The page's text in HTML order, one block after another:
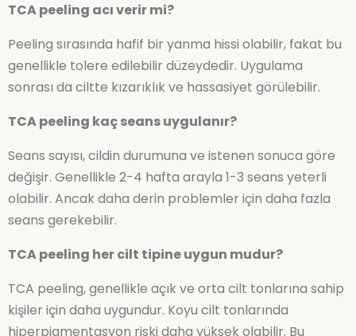
TCA peeling acı verir mi?
Peeling sırasında hafif bir yanma hissi olabilir, fakat bu
genellikle tolere edilebilir düzeydedir. Uygulama
sonrası da ciltte kızarıklık ve hassasiyet görülebilir.
TCA peeling kaç seans uygulanır?
Seans sayısı, cildin durumuna ve istenen sonuca göre
değişir. Genellikle 2-4 hafta arayla 1-3 seans yeterli
olabilir. Ancak daha derin problemler için daha fazla
seans gerekebilir.
TCA peeling her cilt tipine uygun mudur?
TCA peeling, genellikle açık ve orta cilt tonlarına sahip
kişiler için daha uygundur. Koyu cilt tonlarında
hiperpigmentasyon riski daha yüksek olabilir. Bu